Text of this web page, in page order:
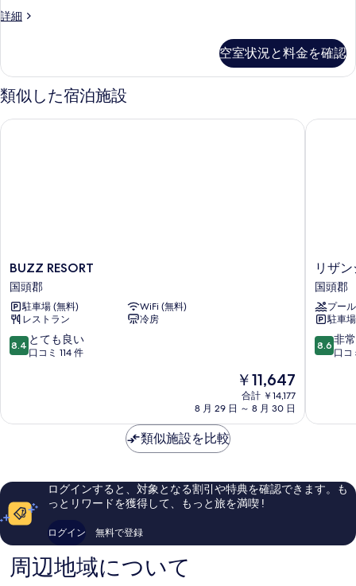
べ
写
真
表
詳
べ
の
写
真
を
詳細
客
細
空室状況と料金を確認
類似した宿泊施設
BUZZ
RESORT
国
頭
郡
BUZZ RESORT
国頭郡
駐車場 (無料)
WiFi (無料)
レストラン
冷房
10
段
て
口
ミ
114
の
口
8.4 とても良い
口コミ 114 件
現
在
の
￥11,647
合計 ￥14,177
8 月 29 日 ～ 8 月 30 日
BUZZ RESORT
リ
ザ
ン
シ
ー
パ
ー
谷
国
頭
リザ
国頭郡
プール
駐車
10
段
常
口
コ
8.6 非
口コ
リザン
類似施設を比較
ログインすると、対象となる割引や特典を確認できます。も
っとリワードを獲得して、もっと旅を満喫 !
ログイン 無料で登録
周辺地域について